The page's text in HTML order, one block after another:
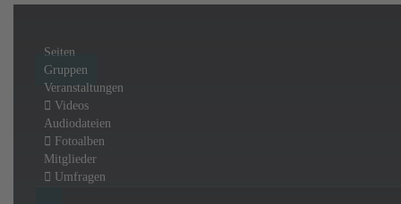
Seiten
Gruppen
Veranstaltungen
Videos
Audiodateien
Fotoalben
Mitglieder
Umfragen